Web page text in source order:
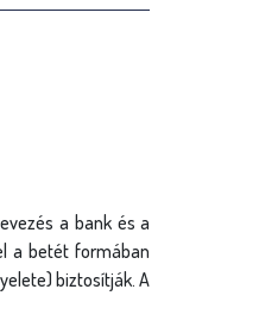
a bank és a
a betét formában
biztosítják. A